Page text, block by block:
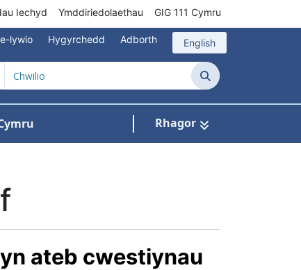
Iechyd Ymddiriedolaethau GIG 111 Cymru
lywio Hygyrchedd Adborth English
Chwilio
Rhagor
ateb cwestiynau